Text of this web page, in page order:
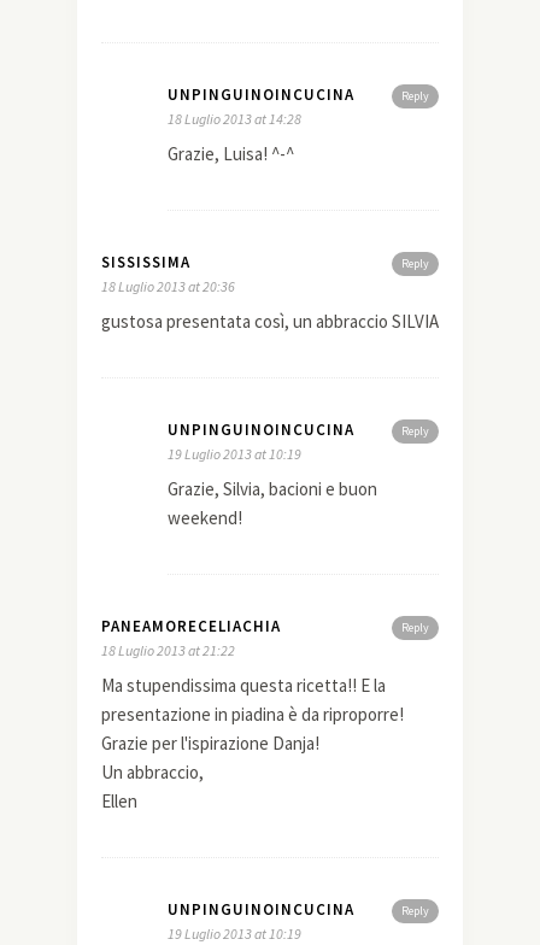
Reply
UNPINGUINOINCUCINA
18 Luglio 2013 at 14:28
Grazie, Luisa! ^-^
Reply
SISSISSIMA
18 Luglio 2013 at 20:36
gustosa presentata così, un abbraccio SILVIA
Reply
UNPINGUINOINCUCINA
19 Luglio 2013 at 10:19
Grazie, Silvia, bacioni e buon
weekend!
Reply
PANEAMORECELIACHIA
18 Luglio 2013 at 21:22
Ma stupendissima questa ricetta!! E la
presentazione in piadina è da riproporre!
Grazie per l'ispirazione Danja!
Un abbraccio,
Ellen
Reply
UNPINGUINOINCUCINA
19 Luglio 2013 at 10:19